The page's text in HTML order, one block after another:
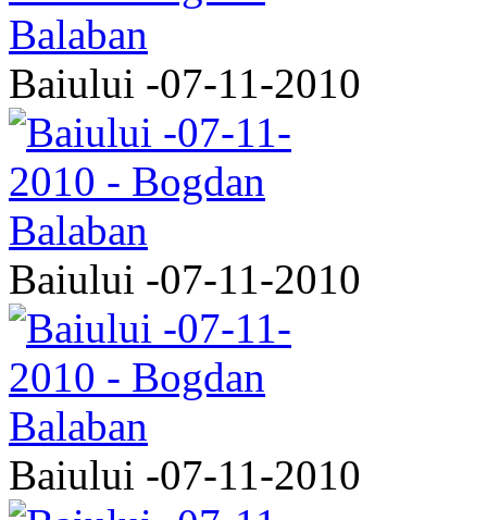
Baiului -07-11-2010
Baiului -07-11-2010
Baiului -07-11-2010